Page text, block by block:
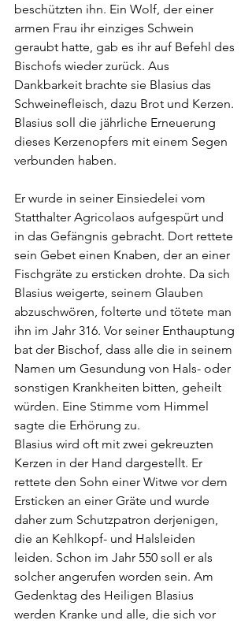
beschützten ihn. Ein Wolf, der einer
armen Frau ihr einziges Schwein
geraubt hatte, gab es ihr auf Befehl des
Bischofs wieder zurück. Aus
Dankbarkeit brachte sie Blasius das
Schweinefleisch, dazu Brot und Kerzen.
Blasius soll die jährliche Erneuerung
dieses Kerzenopfers mit einem Segen
verbunden haben.
Er wurde in seiner Einsiedelei vom
Statthalter Agricolaos aufgespürt und
in das Gefängnis gebracht. Dort rettete
sein Gebet einen Knaben, der an einer
Fischgräte zu ersticken drohte. Da sich
Blasius weigerte, seinem Glauben
abzuschwören, folterte und tötete man
ihn im Jahr 316. Vor seiner Enthauptung
bat der Bischof, dass alle die in seinem
Namen um Gesundung von Hals- oder
sonstigen Krankheiten bitten, geheilt
würden. Eine Stimme vom Himmel
sagte die Erhörung zu.
Blasius wird oft mit zwei gekreuzten
Kerzen in der Hand dargestellt. Er
rettete den Sohn einer Witwe vor dem
Ersticken an einer Gräte und wurde
daher zum Schutzpatron derjenigen,
die an Kehlkopf- und Halsleiden
leiden. Schon im Jahr 550 soll er als
solcher angerufen worden sein. Am
Gedenktag des Heiligen Blasius
werden Kranke und alle, die sich vor